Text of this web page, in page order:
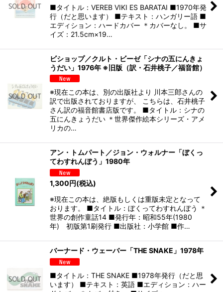
■タイトル：VEREB VIKI ES BARATAI ■1970年発
行（だと思います） ■テキスト：ハンガリー語 ■
エディション：ハードカバー ＊カバーなし。 ■サ
イズ：21.5cm×19…
ビショップ／クルト・ビーゼ「シナの五にんきょ
うだい」1976年 ※旧版（訳・石井桃子／福音館）
※現在この本は、別の出版社より 川本三郎さんの
訳で出版されておりますが、 こちらは、石井桃子
さん訳の福音館書店版です。 ■タイトル：シナの
五にんきょうだい ＊世界傑作絵本シリーズ・アメ
リカの…
アン・トムパート／ジョン・ウォルナー「ぼくっ
てわすれんぼう」1980年
1,300円(税込)
※現在この本は、絶版もしくは重版未定となって
おります。 ■タイトル：ぼくってわすれんぼう ＊
世界の創作童話14 ■発行年：昭和55年(1980
年) 初版第1刷発行 ■出版社：小学館 ■作…
バーナード・ウェーバー「THE SNAKE」1978年
■タイトル：THE SNAKE ■1978年発行（だと思
います） ■テキスト：英語 ■エディション：ハー